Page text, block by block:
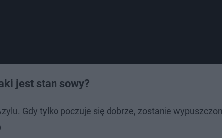
jest stan sowy?
Gdy tylko poczuje się dobrze, zostanie